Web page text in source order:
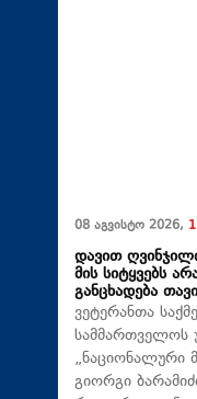
08 აგვისტო 2026,
დავით
მის სიტყვებს
განცხადება
ვეტერანთა
სამმართველოს
„ნაციონალური
გიორგი